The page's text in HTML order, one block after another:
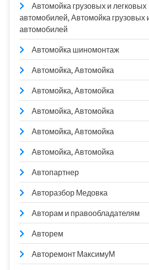
Автомойка грузовых и легковых
автомобилей, Автомойка грузовых
автомобилей
Автомойка шиномонтаж
Автомойка, Автомойка
Автомойка, Автомойка
Автомойка, Автомойка
Автомойка, Автомойка
Автомойка, Автомойка
Автопартнер
Авторазбор Медовка
Авторам и правообладателям
Авторем
Авторемонт МаксимуМ